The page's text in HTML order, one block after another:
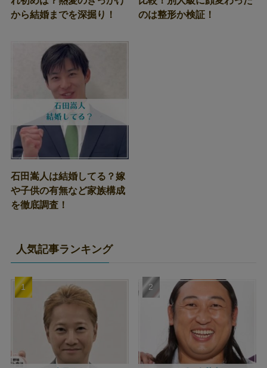
から結婚までを深掘り！
のは整形か検証！
石田嵩人は結婚してる？嫁
や子供の有無など家族構成
を徹底調査！
人気記事ランキング